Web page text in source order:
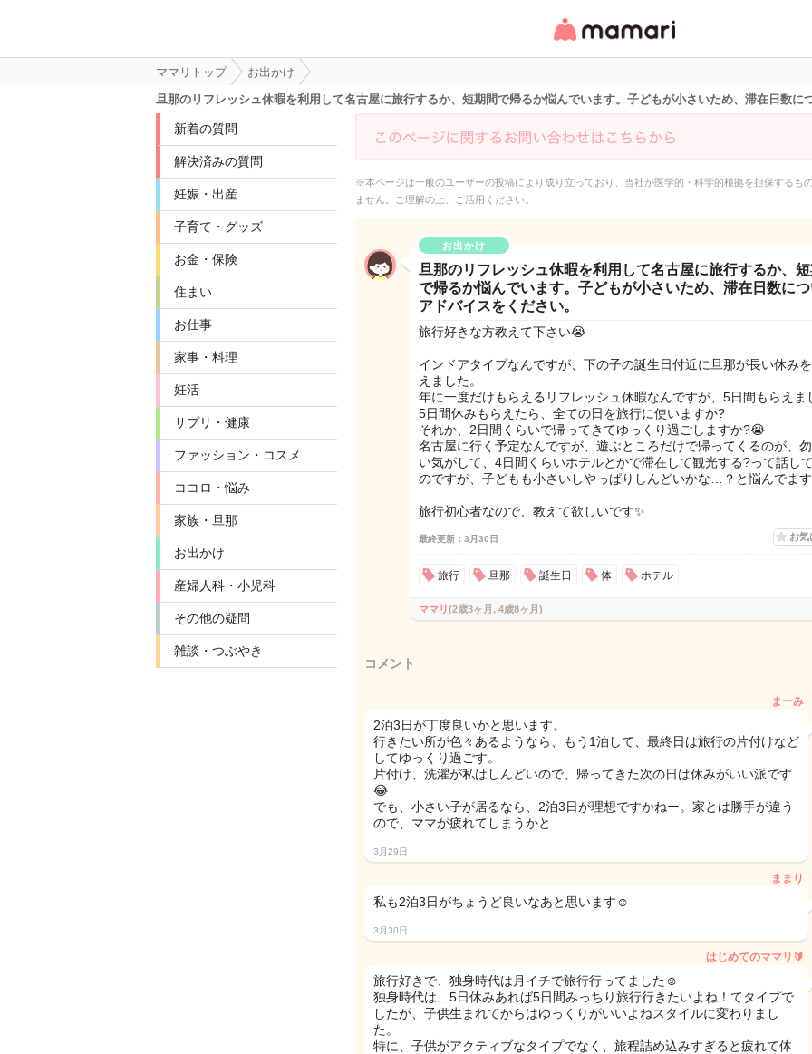
リ・情報サイト
ママリトップ
お出かけ
旦那のリフレッシュ休暇を利用して名古屋に旅行するか、短期間で帰るか悩んでいます。子どもが小さいため、滞在日数に
新着の質問
解決済みの質問
妊娠・出産
子育て・グッズ
お金・保険
住まい
お仕事
家事・料理
妊活
サプリ・健康
ファッション・コスメ
ココロ・悩み
家族・旦那
お出かけ
産婦人科・小児科
その他の疑問
雑談・つぶやき
※本ページは一般のユーザーの投稿により成り立っており、当社が医学的・科学的根拠を担保するも
ません。ご理解の上、ご活用ください。
お出かけ
旦那のリフレッシュ休暇を利用して名古屋に旅行するか、短
で帰るか悩んでいます。子どもが小さいため、滞在日数に
アドバイスをください。
旅行好きな方教えて下さい😭
インドアタイプなんですが、下の子の誕生日付近に旦那が長い休み
えました。
年に一度だけもらえるリフレッシュ休暇なんですが、5日間もらえま
5日間休みもらえたら、全ての日を旅行に使いますか?
それか、2日間くらいで帰ってきてゆっくり過ごしますか?😭
名古屋に行く予定なんですが、遊ぶところだけで帰ってくるのが、
い気がして、4日間くらいホテルとかで滞在して観光する?って話し
のですが、子どもも小さいしやっぱりしんどいかな…？と悩んでます
旅行初心者なので、教えて欲しいです✨
最終更新：3月30日 お気
旅行 旦那 誕生日 体 ホテル
ママリ(2歳3ヶ月, 4歳8ヶ月)
コメント
まーみ
2泊3日が丁度良いかと思います。
行きたい所が色々あるようなら、もう1泊して、最終日は旅行の片付けなど
してゆっくり過ごす。
片付け、洗濯が私はしんどいので、帰ってきた次の日は休みがいい派です
😂
でも、小さい子が居るなら、2泊3日が理想ですかねー。家とは勝手が違う
ので、ママが疲れてしまうかと…
3月29日
ままり
私も2泊3日がちょうど良いなあと思います☺️
3月30日
はじめてのママリ🔰
旅行好きで、独身時代は月イチで旅行行ってました☺️
独身時代は、5日休みあれば5日間みっちり旅行行きたいよね！てタイプで
したが、子供生まれてからはゆっくりがいいよねスタイルに変わりまし
た。
特に、子供がアクティブなタイプでなく、旅程詰め込みすぎると疲れて体